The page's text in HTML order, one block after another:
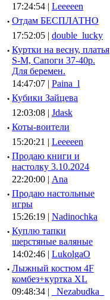
17:24:54 | Leeeeen
· Отдам БЕСПЛАТНО
17:52:05 | double_lucky
· Куртки на весну, платья
S-M, Сапоги 37-40р.
Для беремен.
14:47:07 | Paina_l
· Кубики Зайцева
12:03:08 | Jdask
· Коты-воители
15:20:21 | Leeeeen
· Продаю книги и
настолку 3.10.2024
22:20:00 | Ana
· Продаю настольные
игры
15:26:19 | Nadinochka
· Куплю тапки
шерстяные валяные
14:02:46 | LukolgaO
· Лыжный костюм 4F
комбез+куртка XL
09:48:34 |
_Nezabudka_